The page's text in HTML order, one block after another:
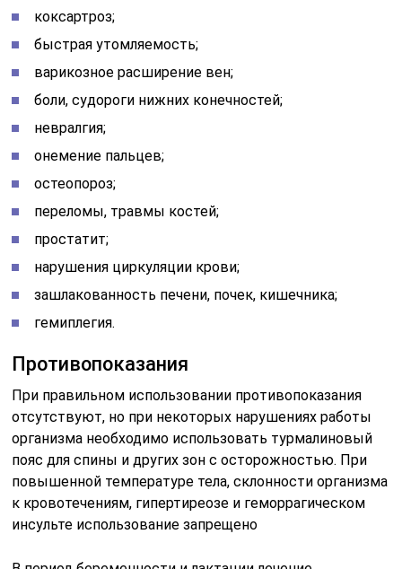
коксартроз;
быстрая утомляемость;
варикозное расширение вен;
боли, судороги нижних конечностей;
невралгия;
онемение пальцев;
остеопороз;
переломы, травмы костей;
простатит;
нарушения циркуляции крови;
зашлакованность печени, почек, кишечника;
гемиплегия.
Противопоказания
При правильном использовании противопоказания
отсутствуют, но при некоторых нарушениях работы
организма необходимо использовать турмалиновый
пояс для спины и других зон с осторожностью. При
повышенной температуре тела, склонности организма
к кровотечениям, гипертиреозе и геморрагическом
инсульте использование запрещено